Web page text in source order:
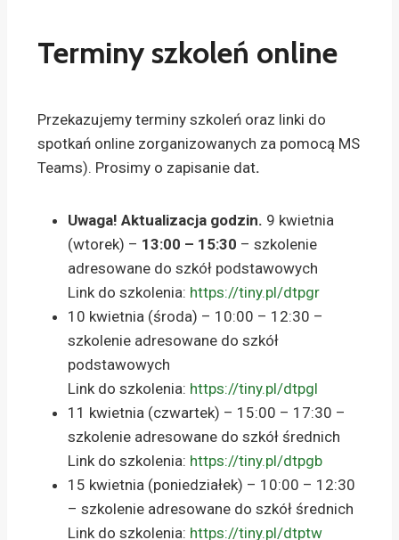
Terminy szkoleń online
Przekazujemy terminy szkoleń oraz linki do
spotkań online zorganizowanych za pomocą MS
Teams). Prosimy o zapisanie dat.
Uwaga! Aktualizacja godzin. 9 kwietnia
(wtorek) – 13:00 – 15:30 – szkolenie
adresowane do szkół podstawowych
Link do szkolenia: https://tiny.pl/dtpgr
10 kwietnia (środa) – 10:00 – 12:30 –
szkolenie adresowane do szkół
podstawowych
Link do szkolenia: https://tiny.pl/dtpgl
11 kwietnia (czwartek) – 15:00 – 17:30 –
szkolenie adresowane do szkół średnich
Link do szkolenia: https://tiny.pl/dtpgb
15 kwietnia (poniedziałek) – 10:00 – 12:30
– szkolenie adresowane do szkół średnich
Link do szkolenia: https://tiny.pl/dtptw